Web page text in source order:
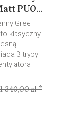
PU0...
Gree
klasyczny
3 tryby
1 340,00 zł *